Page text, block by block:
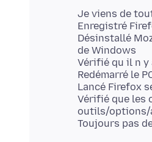
Je viens de
Enregistré
Désinstallé
de Windows
Vérifié qu il n y
Redémarré le
Lancé Firefox
Vérifié que les
outils/options/